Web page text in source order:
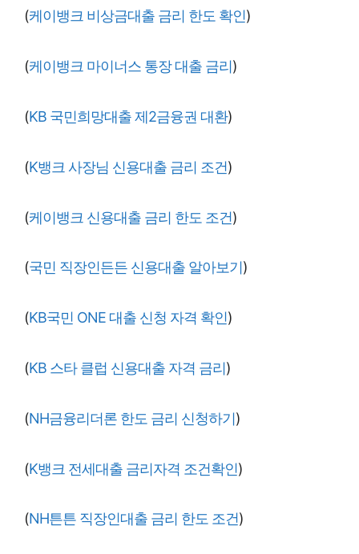
(케이뱅크 비상금대출 금리 한도 확인)
(케이뱅크 마이너스 통장 대출 금리)
(KB 국민희망대출 제2금융권 대환)
(K뱅크 사장님 신용대출 금리 조건)
(케이뱅크 신용대출 금리 한도 조건)
(국민 직장인든든 신용대출 알아보기)
(KB국민 ONE 대출 신청 자격 확인)
(KB 스타 클럽 신용대출 자격 금리)
(NH금융리더론 한도 금리 신청하기)
(K뱅크 전세대출 금리자격 조건확인)
(NH튼튼 직장인대출 금리 한도 조건)